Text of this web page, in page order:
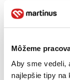
Môžeme
Aby sme vedeli,
najlepšie tipy na
Owen
Filmy
Akčné